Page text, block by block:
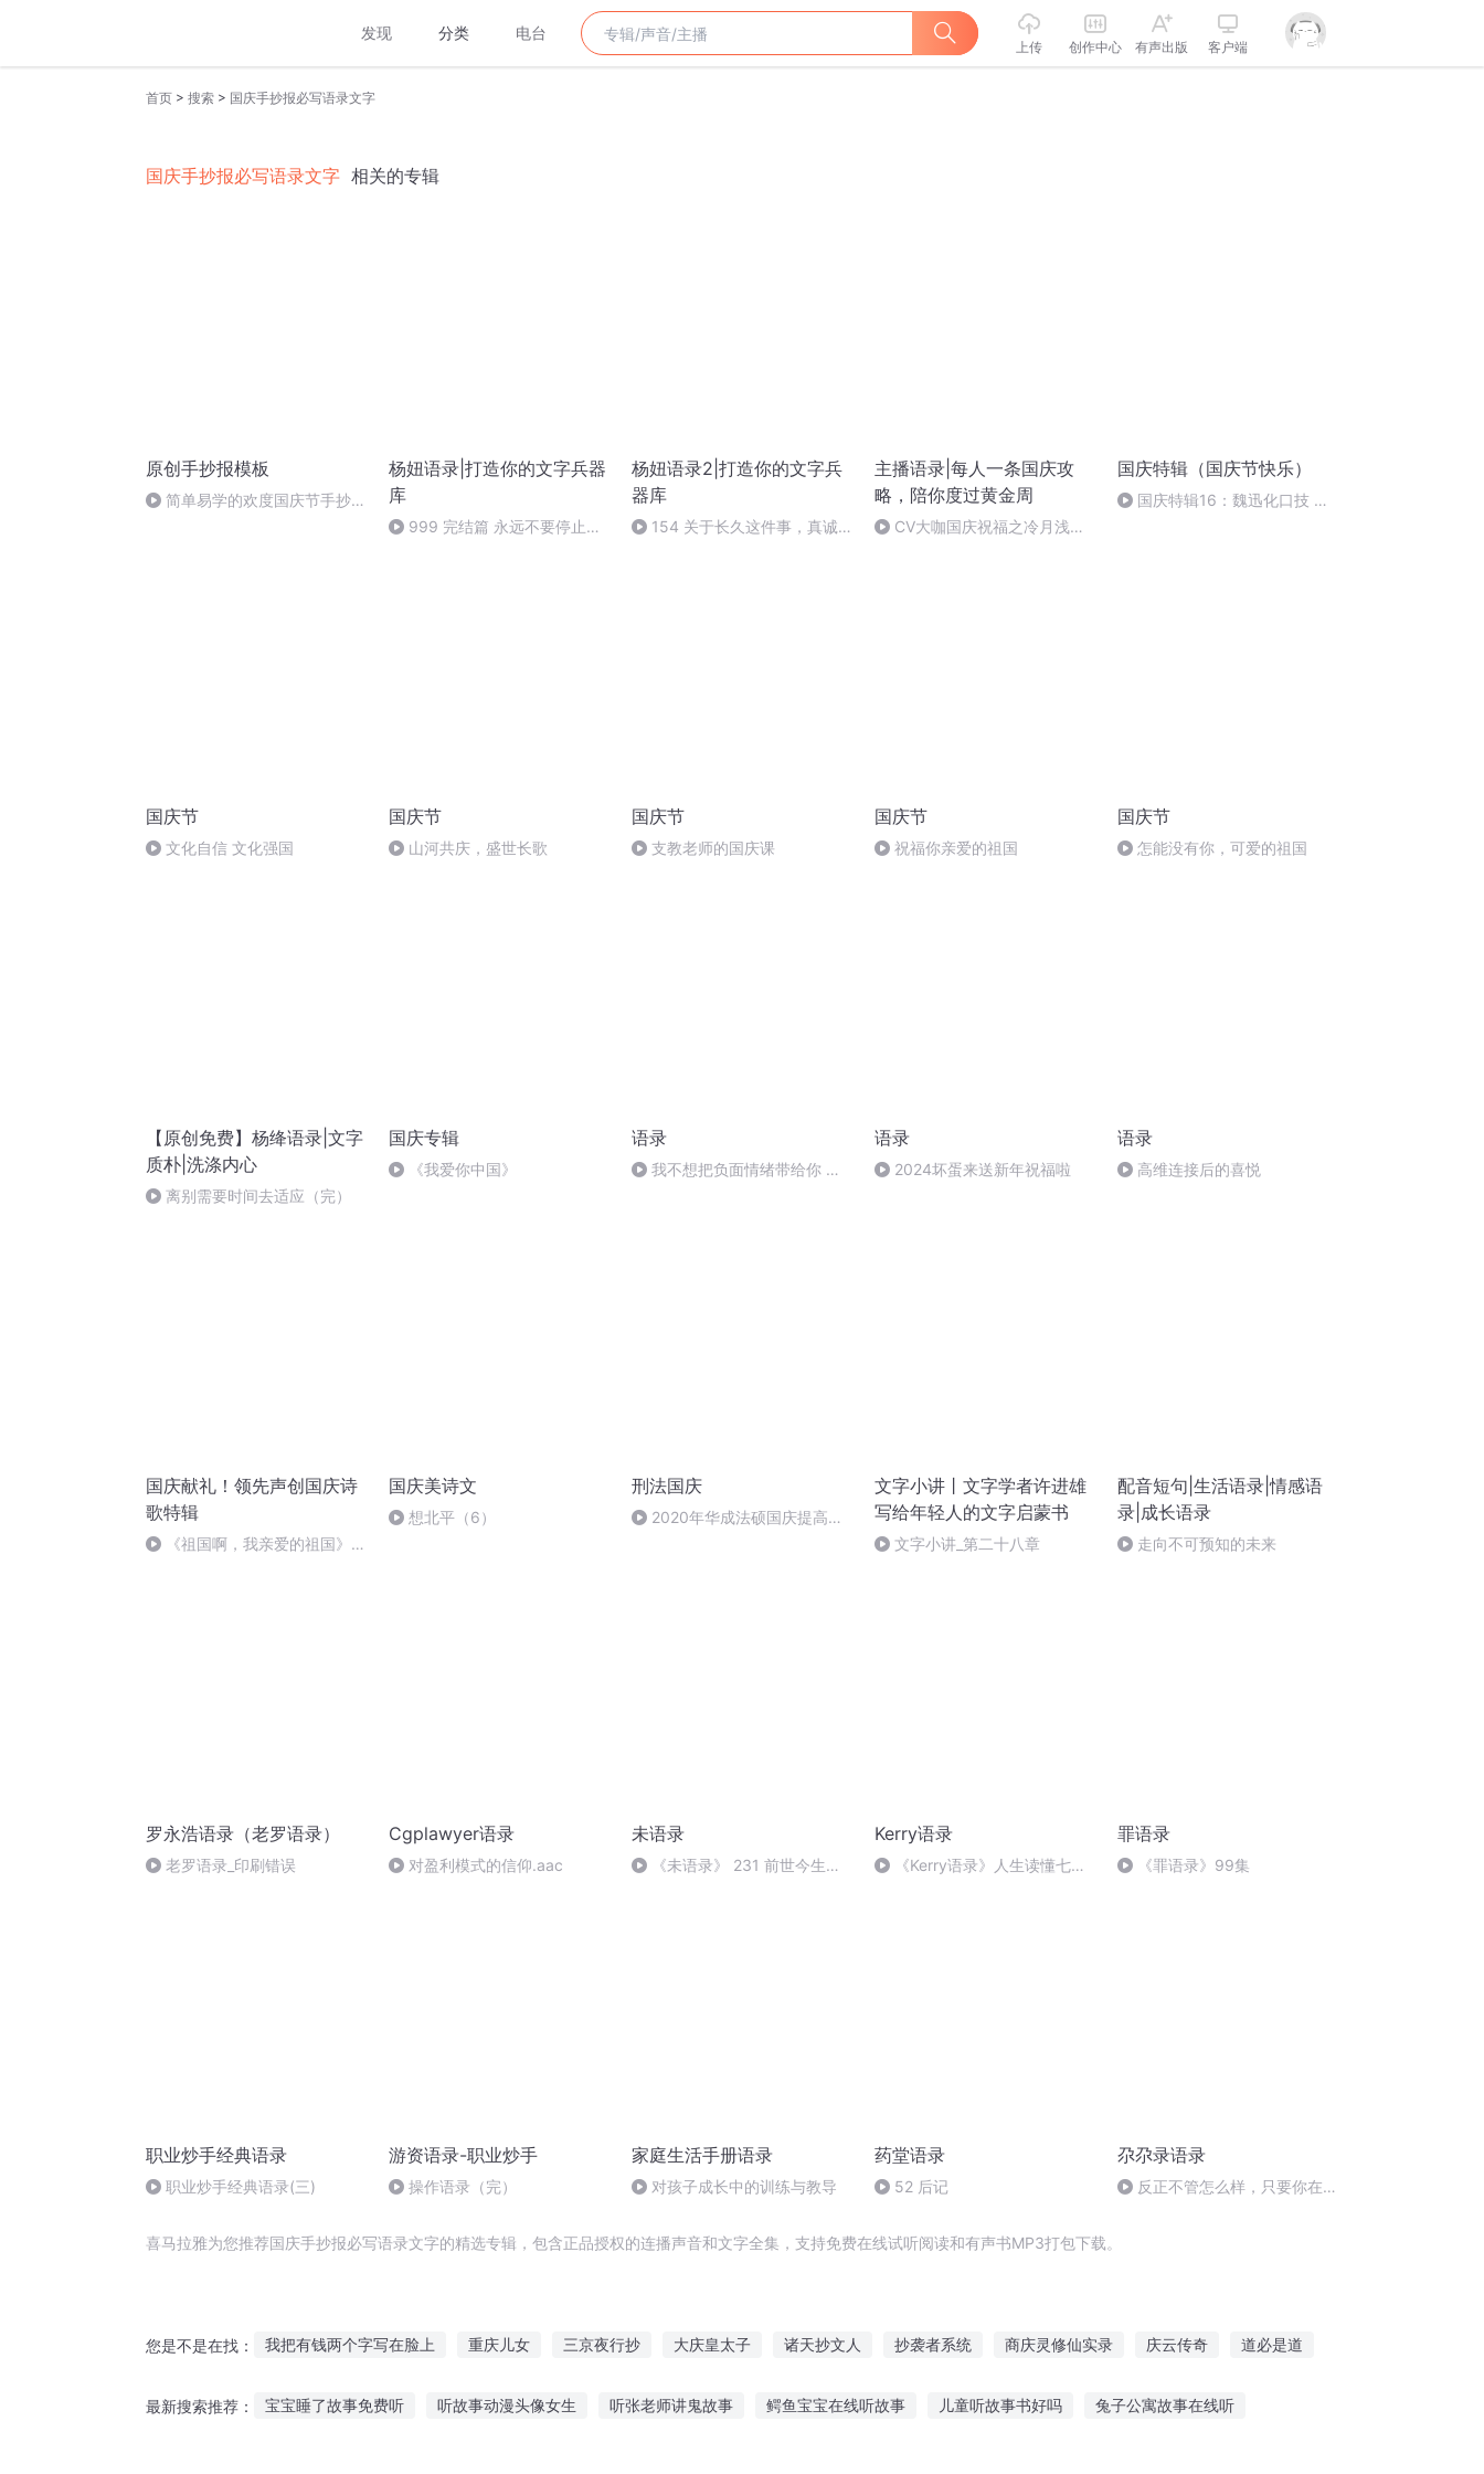
发现 分类 电台
上传 创作中心 有声出版 客户端
首页 > 搜索 > 国庆手抄报必写语录文字
国庆手抄报必写语录文字 相关的专辑
原创手抄报模板
简单易学的欢度国庆节手抄报
杨妞语录|打造你的文字兵器
库
999 完结篇 永远不要停止帮
杨妞语录2|打造你的文字兵
器库
154 关于长久这件事，真诚
主播语录|每人一条国庆攻
略，陪你度过黄金周
CV大咖国庆祝福之冷月浅浅
国庆特辑（国庆节快乐）
国庆特辑16：魏迅化口技 二
国庆节
文化自信 文化强国
国庆节
山河共庆，盛世长歌
国庆节
支教老师的国庆课
国庆节
祝福你亲爱的祖国
国庆节
怎能没有你，可爱的祖国
【原创免费】杨绛语录|文字
质朴|洗涤内心
离别需要时间去适应（完）
国庆专辑
《我爱你中国》
语录
我不想把负面情绪带给你 却
语录
2024坏蛋来送新年祝福啦
语录
高维连接后的喜悦
国庆献礼！领先声创国庆诗
歌特辑
《祖国啊，我亲爱的祖国》温
国庆美诗文
想北平（6）
刑法国庆
2020年华成法硕国庆提高班
文字小讲丨文字学者许进雄
写给年轻人的文字启蒙书
文字小讲_第二十八章
配音短句|生活语录|情感语
录|成长语录
走向不可预知的未来
罗永浩语录（老罗语录）
老罗语录_印刷错误
Cgplawyer语录
对盈利模式的信仰.aac
未语录
《未语录》 231 前世今生
Kerry语录
《Kerry语录》人生读懂七句
罪语录
《罪语录》99集
职业炒手经典语录
职业炒手经典语录(三)
游资语录-职业炒手
操作语录（完）
家庭生活手册语录
对孩子成长中的训练与教导
药堂语录
52 后记
尕尕录语录
反正不管怎么样，只要你在身
喜马拉雅为您推荐国庆手抄报必写语录文字的精选专辑，包含正品授权的连播声音和文字全集，支持免费在线试听阅读和有声书MP3打包下载。
您是不是在找： 我把有钱两个字写在脸上 重庆儿女 三京夜行抄 大庆皇太子 诸天抄文人 抄袭者系统 商庆灵修仙实录 庆云传奇 道必是道
最新搜索推荐： 宝宝睡了故事免费听 听故事动漫头像女生 听张老师讲鬼故事 鳄鱼宝宝在线听故事 儿童听故事书好吗 兔子公寓故事在线听